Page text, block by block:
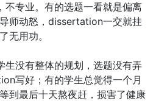
专业。有的选题一看就是偏离
师动怒，dissertation一交就挂
无用功。
生没有整体的规划，选题没有弄
写好；有的学生总觉得一个月
到最后十天熬夜赶，损害了健康